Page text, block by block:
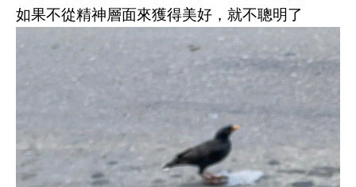
如果不從精神層面來獲得美好，就不聰明了